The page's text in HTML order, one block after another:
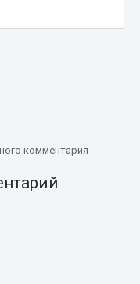
комментария